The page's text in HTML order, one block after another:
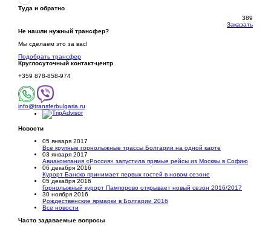
Туда и обратно
389
Заказать
Не нашли нужный трансфер?
Мы сделаем это за вас!
Подобрать трансфер
Круглосуточный контакт-центр
+359 878-858-974
info@transferbulgaria.ru
Новости
05 января 2017
Все крупные горнолыжные трассы Болгарии на одной карте
03 января 2017
Авиакомпания «Россия» запустила прямые рейсы из Москвы в Софию
06 декабря 2016
Курорт Банско принимает первых гостей в новом сезоне
05 декабря 2016
Горнолыжный курорт Пампорово открывает новый сезон 2016/2017
30 ноября 2016
Рождественские ярмарки в Болгарии 2016
Все новости
Часто задаваемые вопросы